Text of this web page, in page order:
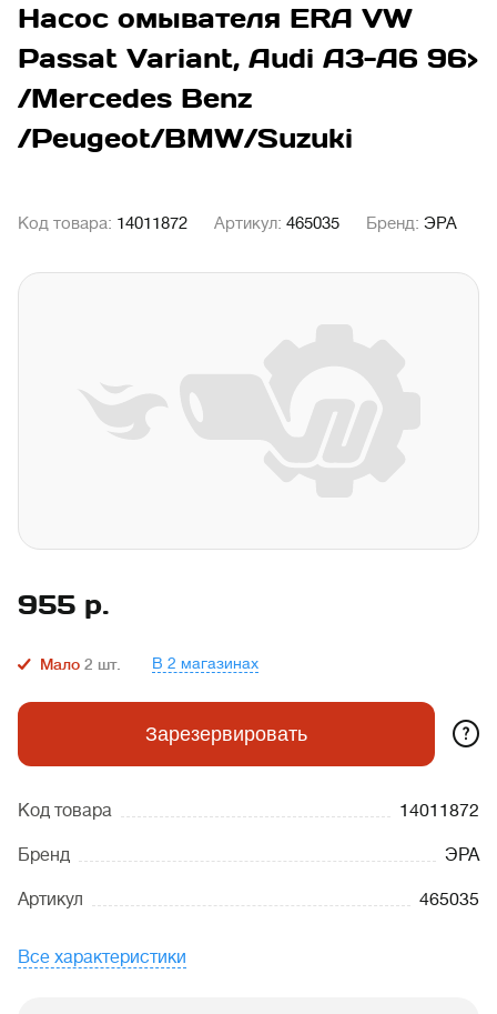
Насос омывателя ERA VW
Passat Variant, Audi A3-A6 96>
/Mercedes Benz
/Peugeot/BMW/Suzuki
Код товара: 14011872 Артикул: 465035 Бренд: ЭРА
955 р.
Мало 2 шт. В 2 магазинах
Зарезервировать ?
Код товара 14011872
Бренд ЭРА
Артикул 465035
Все характеристики